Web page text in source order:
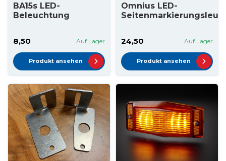
BA15s LED-
Beleuchtung
8,50 Auf Lager
Produkt ansehen
Omnius LED-
24,50 Auf Lager
Produkt ansehen